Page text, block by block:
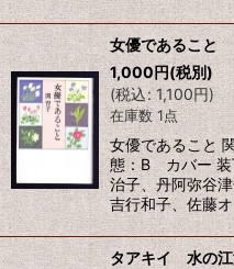
女優であること
1,000円(税別)
(税込: 1,100円)
在庫数 1点
女優であること
態：B カバー
治子、丹阿弥谷
吉行和子、佐藤
タアキイ 水の江